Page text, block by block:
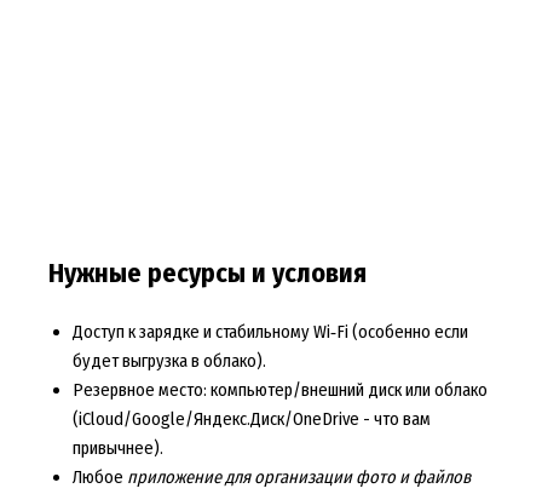
Нужные ресурсы и условия
Доступ к зарядке и стабильному Wi‑Fi (особенно если
будет выгрузка в облако).
Резервное место: компьютер/внешний диск или облако
(iCloud/Google/Яндекс.Диск/OneDrive - что вам
привычнее).
Любое приложение для организации фото и файлов